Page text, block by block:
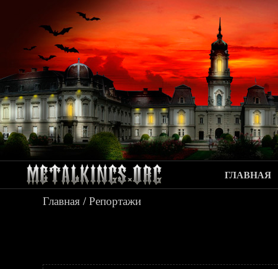
ГЛАВНАЯ
Главная /Репортажи